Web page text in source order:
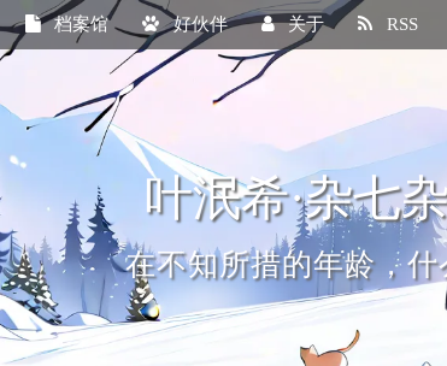
档案馆 好伙伴 关于 RSS
叶泯希·杂七
在不知所措的年龄，什